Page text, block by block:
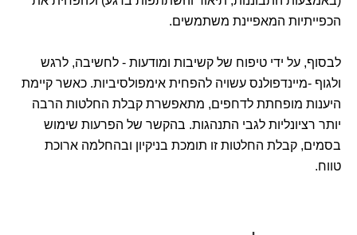
הכפייתיות המאפיינת משתמשים.
לבסוף, על ידי טיפוח של קשיבות ומודעות - לחשיבה, לרגש
ולגוף -מיינדפולנס עשויה להפחית אימפולסיביות. כאשר קיימת
היענות מופחתת לדחפים, מתאפשרת קבלת החלטות הרבה
יותר רציונליות לגבי התנהגות. בהקשר של הפרעות שימוש
בסמים, קבלת החלטות זו תומכת בניקיון ובהחלמה ארוכת
טווח.